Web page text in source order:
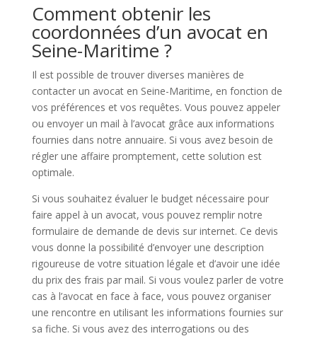
Comment obtenir les
coordonnées d’un avocat en
Seine-Maritime ?
Il est possible de trouver diverses manières de
contacter un avocat en Seine-Maritime, en fonction de
vos préférences et vos requêtes. Vous pouvez appeler
ou envoyer un mail à l’avocat grâce aux informations
fournies dans notre annuaire. Si vous avez besoin de
régler une affaire promptement, cette solution est
optimale.
Si vous souhaitez évaluer le budget nécessaire pour
faire appel à un avocat, vous pouvez remplir notre
formulaire de demande de devis sur internet. Ce devis
vous donne la possibilité d’envoyer une description
rigoureuse de votre situation légale et d’avoir une idée
du prix des frais par mail. Si vous voulez parler de votre
cas à l’avocat en face à face, vous pouvez organiser
une rencontre en utilisant les informations fournies sur
sa fiche. Si vous avez des interrogations ou des